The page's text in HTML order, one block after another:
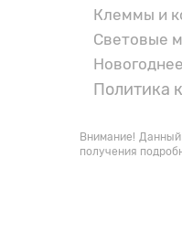
Клеммы и
Световые
Политика
Внимание! Данный
получения